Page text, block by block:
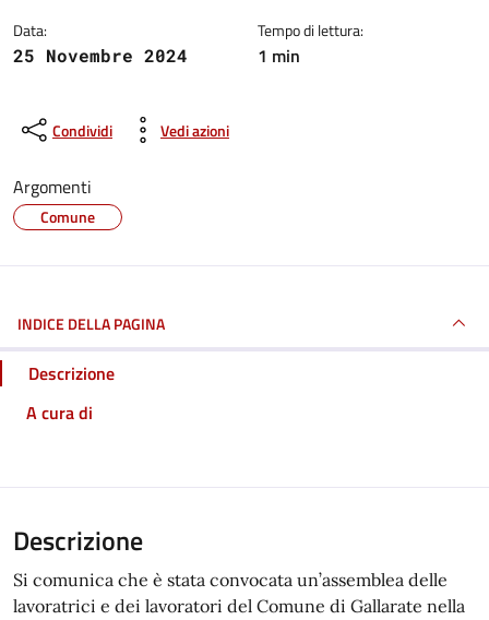
Data:
25 Novembre 2024
Tempo di lettura:
1 min
Condividi Vedi azioni
Argomenti
Comune
INDICE DELLA PAGINA
Descrizione
A cura di
Descrizione
Si comunica che è stata convocata un’assemblea delle
lavoratrici e dei lavoratori del Comune di Gallarate nella